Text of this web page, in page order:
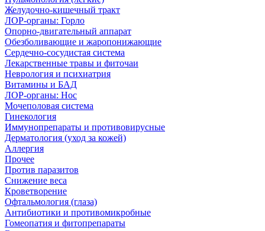
Желудочно-кишечный тракт
ЛОР-органы: Горло
Опорно-двигательный аппарат
Обезболивающие и жаропонижающие
Сердечно-сосудистая система
Лекарственные травы и фиточаи
Неврология и психиатрия
Витамины и БАД
ЛОР-органы: Нос
Мочеполовая система
Гинекология
Иммунопрепараты и противовирусные
Дерматология (уход за кожей)
Аллергия
Прочее
Против паразитов
Снижение веса
Кроветворение
Офтальмология (глаза)
Антибиотики и противомикробные
Гомеопатия и фитопрепараты